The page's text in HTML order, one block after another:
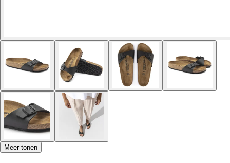
Meer tonen